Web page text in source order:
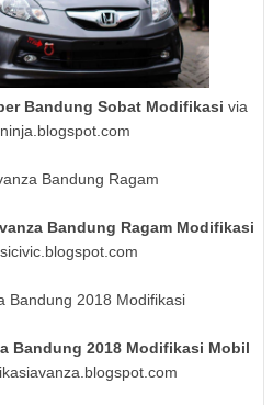
Bandung Sobat Modifikasi via
Bandung Ragam Modifikasi
Bandung 2018 Modifikasi Mobil